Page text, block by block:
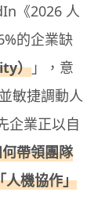
《2026 人
的企業缺
） 」，意
敏捷調動人
企業正以自
帶領團隊
人機協作」